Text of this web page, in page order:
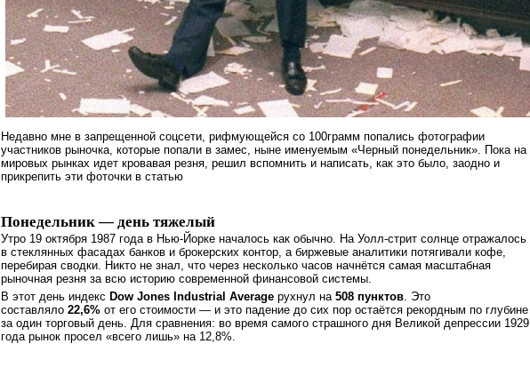
Недавно мне в запрещенной соцсети, рифмующейся со 100грамм попались фотографии
участников рыночка, которые попали в замес, ныне именуемым «Черный понедельник». Пока на
мировых рынках идет кровавая резня, решил вспомнить и написать, как это было, заодно и
прикрепить эти фоточки в статью
Понедельник — день тяжелый
Утро 19 октября 1987 года в Нью-Йорке началось как обычно. На Уолл-стрит солнце отражалось
в стеклянных фасадах банков и брокерских контор, а биржевые аналитики потягивали кофе,
перебирая сводки. Никто не знал, что через несколько часов начнётся самая масштабная
рыночная резня за всю историю современной финансовой системы.
В этот день индекс Dow Jones Industrial Average рухнул на 508 пунктов. Это
составляло 22,6% от его стоимости — и это падение до сих пор остаётся рекордным по глубине
за один торговый день. Для сравнения: во время самого страшного дня Великой депрессии 1929
года рынок просел «всего лишь» на 12,8%.